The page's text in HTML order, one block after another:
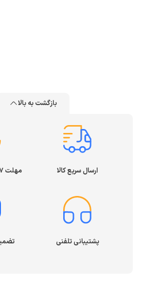
بازگشت به بالا
ارسال سریع کالا مهلت ۷ روز بازگشت کالا
پشتیبانی تلفنی